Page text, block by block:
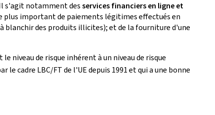
s'agit notamment desservices financiers en ligne et
plus important de paiements légitimes effectués en
blanchir des produits illicites); et de la fourniture d'une
niveau de risque inhérent à un niveau de risque
cadre LBC/FT de l'UE depuis 1991 et qui a une bonne